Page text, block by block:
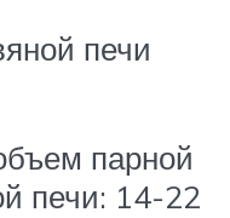
печи
парной
печи: 14-22